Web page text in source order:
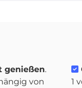
genießen.
von
1